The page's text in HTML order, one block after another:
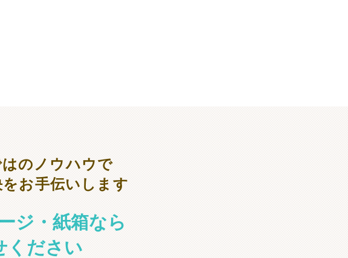
のノウハウで
お手伝いします
ジ・紙箱なら
ください